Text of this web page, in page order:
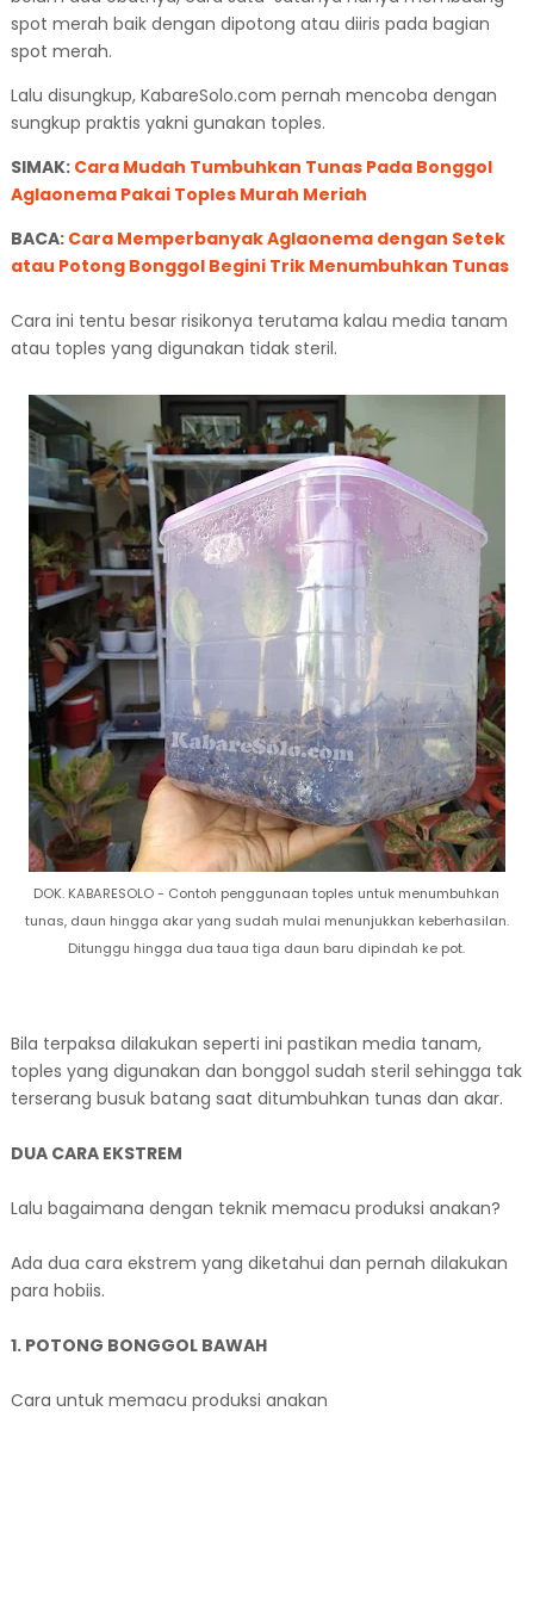
spot merah baik dengan dipotong atau diiris pada bagian
spot merah.
Lalu disungkup, KabareSolo.com pernah mencoba dengan
sungkup praktis yakni gunakan toples.
SIMAK: Cara Mudah Tumbuhkan Tunas Pada Bonggol
Aglaonema Pakai Toples Murah Meriah
BACA: Cara Memperbanyak Aglaonema dengan Setek
atau Potong Bonggol Begini Trik Menumbuhkan Tunas
Cara ini tentu besar risikonya terutama kalau media tanam
atau toples yang digunakan tidak steril.
DOK. KABARESOLO - Contoh penggunaan toples untuk menumbuhkan
tunas, daun hingga akar yang sudah mulai menunjukkan keberhasilan.
Ditunggu hingga dua taua tiga daun baru dipindah ke pot.
Bila terpaksa dilakukan seperti ini pastikan media tanam,
toples yang digunakan dan bonggol sudah steril sehingga tak
terserang busuk batang saat ditumbuhkan tunas dan akar.
DUA CARA EKSTREM
Lalu bagaimana dengan teknik memacu produksi anakan?
Ada dua cara ekstrem yang diketahui dan pernah dilakukan
para hobiis.
1. POTONG BONGGOL BAWAH
Cara untuk memacu produksi anakan